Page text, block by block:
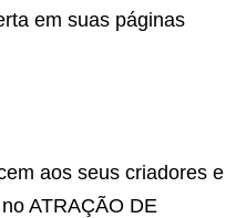
em suas páginas
aos seus criadores e
ATRAÇÃO DE